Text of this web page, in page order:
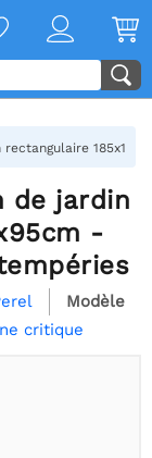
de jardin
-
Modèle
critique